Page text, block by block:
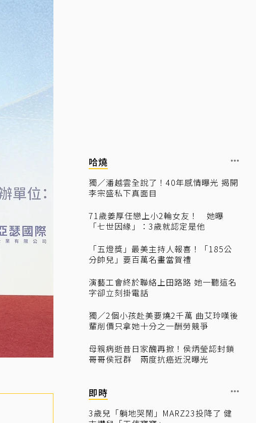
哈燒
獨／潘越雲全說了！40年感情曝光 揭開
李宗盛私下真面目
71歲姜厚任戀上小2輪女友！ 她曝
「七世因緣」：3歲就認定是他
「五燈獎」最美主持人報喜！「185公
分帥兒」要百萬名畫當賀禮
演藝工會終於聯絡上田路路 她一聽這名
字卻立刻掛電話
獨／2個小孩赴美要燒2千萬 曲艾玲嘆後
輩削價只拿她十分之一酬勞競爭
母親病逝昔日家醜再掀！侯炳瑩認封鎖
哥哥侯冠群 兩度抗癌近況曝光
即時
3歲兒「躺地哭鬧」MARZ23投降了 健